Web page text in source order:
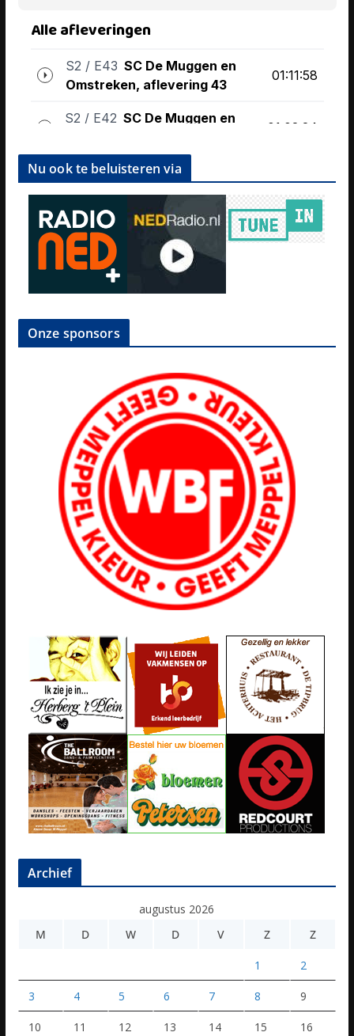
Nu ook te beluisteren via
Onze sponsors
Archief
augustus 2026
M
D W D V Z Z
1 2
3 4 5 6 7 8 9
10 11 12 13 14 15 16